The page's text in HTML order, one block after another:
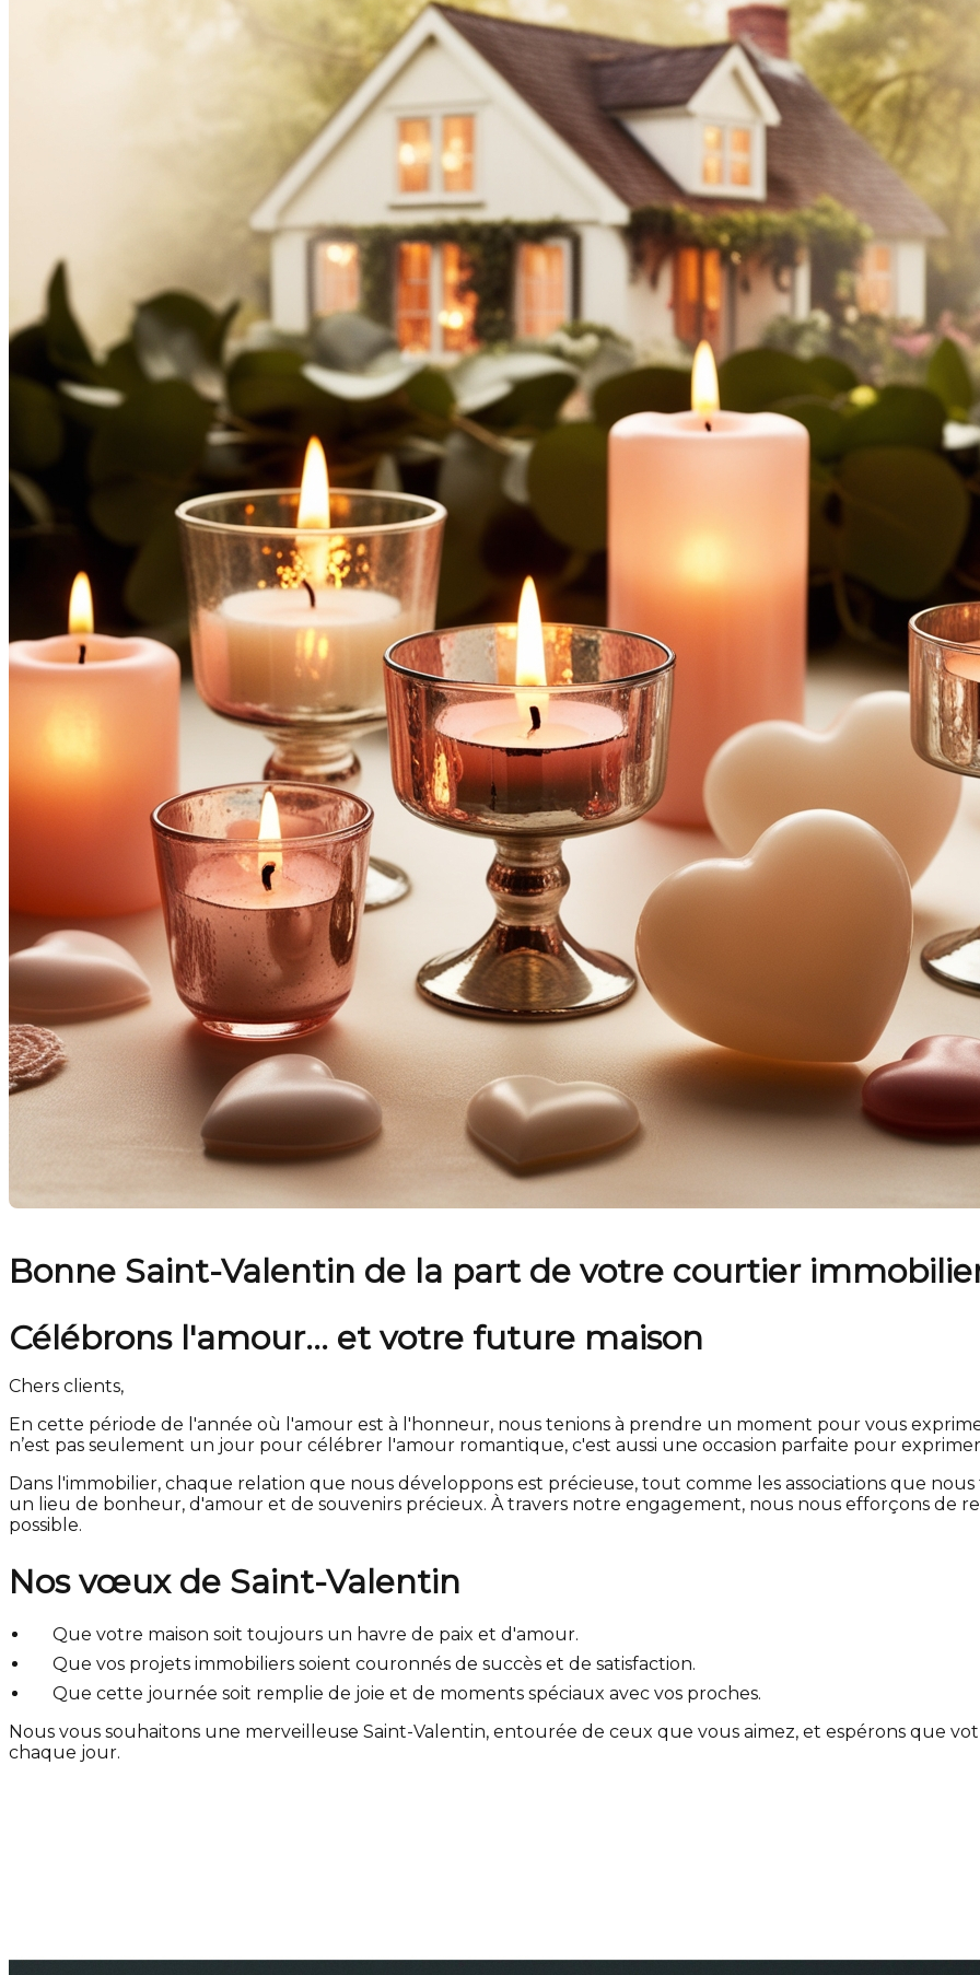
Bonne Saint-Valentin de la part de votre courtier
Célébrons l'amour... et votre future maison
Chers clients,
En cette période de l'année où l'amour est à l'honneur, nous tenions à prendre un moment pour vous
n’est pas seulement un jour pour célébrer l'amour romantique, c'est aussi une occasion parfaite pour
Dans l'immobilier, chaque relation que nous développons est précieuse, tout comme les associations que
un lieu de bonheur, d'amour et de souvenirs précieux. À travers notre engagement, nous nous efforçons de
possible.
Nos vœux de Saint-Valentin
Que votre maison soit toujours un havre de paix et d'amour.
Que vos projets immobiliers soient couronnés de succès et de satisfaction.
Que cette journée soit remplie de joie et de moments spéciaux avec vos proches.
Nous vous souhaitons une merveilleuse Saint-Valentin, entourée de ceux que vous aimez, et espérons que
chaque jour.